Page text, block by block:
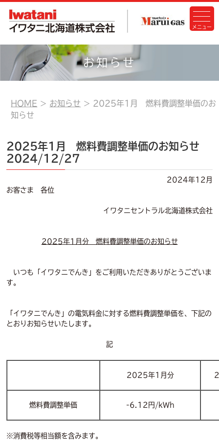
お知らせ
HOME お知らせ
2025年1月 燃料費調整単価のお
知らせ
2025年1月 燃料費調整単価のお知らせ
2024/12/27
2024年12月
お客さま 各位
イワタニセントラル北海道株式会社
2025年1月分 燃料費調整単価のお知らせ
いつも「イワタニでんき」をご利用いただきありがとうございま
す。
「イワタニでんき」の電気料金に対する燃料費調整単価を、下記の
とおりお知らせいたします。
記
2025年1月分
燃料費調整単価 -6.12円/kWh
※消費税等相当額を含みます。